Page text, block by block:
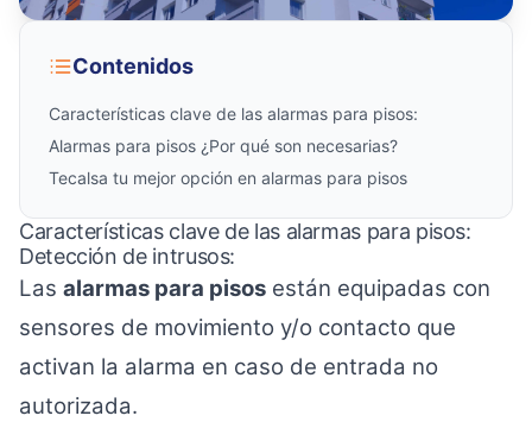
Contenidos
Características clave de las alarmas para pisos:
Alarmas para pisos ¿Por qué son necesarias?
Tecalsa tu mejor opción en alarmas para pisos
Características clave de las alarmas para pisos:
Detección de intrusos:
Las alarmas para pisos están equipadas con
sensores de movimiento y/o contacto que
activan la alarma en caso de entrada no
autorizada.